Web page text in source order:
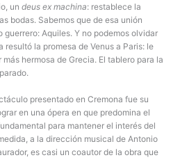
un deus ex machina: restablece la
bodas. Sabemos que de esa unión
guerrero: Aquiles. Y no podemos olvidar
la promesa de Venus a Paris: le
hermosa de Grecia. El tablero para la
presentado en Cremona fue su
en una ópera en que predomina el
para mantener el interés del
a la dirección musical de Antonio
es casi un coautor de la obra que